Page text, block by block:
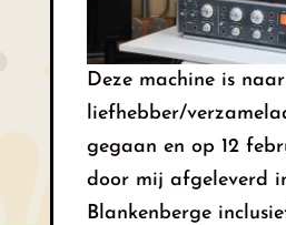
Deze machine is
liefhebber/
gegaan en op 12
door mij afgeleverd
Blankenberge